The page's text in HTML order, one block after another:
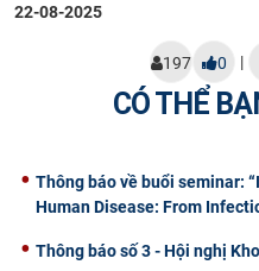
22-08-2025
197 0 |
CÓ THỂ
Thông báo về buổi seminar:
Human Disease: From
Thông báo số 3 - Hội nghị